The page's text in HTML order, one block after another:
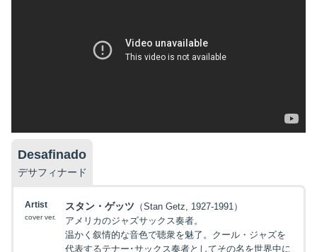
Desafinado
デサフィナード
Artist
cover ver.
スタン・ゲッツ （Stan Getz, 1927-1991）
アメリカのジャズサックス奏者。
温かく叙情的な音色で聴衆を魅了。クール・ジャズを
代表するテナー･サックス奏者としてその名を世界中に